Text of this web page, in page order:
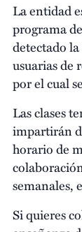
La entidad
programa
detectado la
usuarias de
por el cual
Las clases
impartirán
horario de
semanales,
Si quieres